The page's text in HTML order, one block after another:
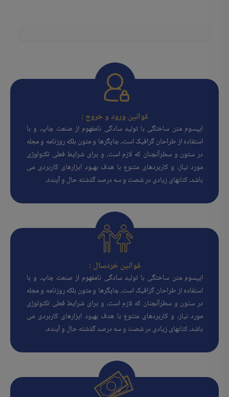
قوانین ورود و خروج :
ایپسوم متن ساختگی با تولید سادگی نامفهوم از صنعت چاپ، و با
استفاده از طراحان گرافیک است، چاپگرها و متون بلکه روزنامه و مجله
در ستون و سطرآنچنان که لازم است، و برای شرایط فعلی تکنولوژی
مورد نیاز، و کاربردهای متنوع با هدف بهبود ابزارهای کاربردی می
باشد، کتابهای زیادی در شصت و سه درصد گذشته حال و آینده،
قوانین خردسال :
ایپسوم متن ساختگی با تولید سادگی نامفهوم از صنعت چاپ، و با
استفاده از طراحان گرافیک است، چاپگرها و متون بلکه روزنامه و مجله
در ستون و سطرآنچنان که لازم است، و برای شرایط فعلی تکنولوژی
مورد نیاز، و کاربردهای متنوع با هدف بهبود ابزارهای کاربردی می
باشد، کتابهای زیادی در شصت و سه درصد گذشته حال و آینده،